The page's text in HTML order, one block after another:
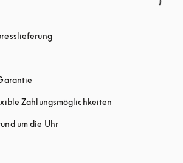
öffnet sich in einem neuen Tab
Zahlungsmöglichkeiten
um die Uhröffnet sich in einem neuen Tab